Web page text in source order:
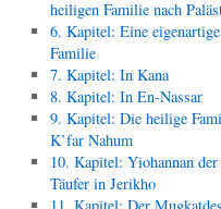
heiligen Familie nach
6. Kapitel: Eine eigenartige
Familie
7. Kapitel: In Kana
8. Kapitel: In En-Nassar
9. Kapitel: Die heilige
K’far Nahum
10. Kapitel: Yiohannan der
Täufer in Jerikho